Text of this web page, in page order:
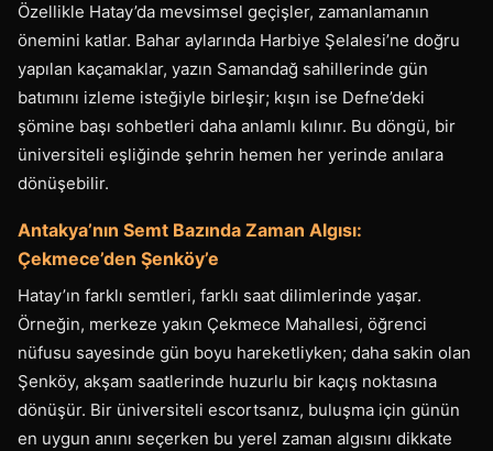
Özellikle Hatay’da mevsimsel geçişler, zamanlamanın
önemini katlar. Bahar aylarında Harbiye Şelalesi’ne doğru
yapılan kaçamaklar, yazın Samandağ sahillerinde gün
batımını izleme isteğiyle birleşir; kışın ise Defne’deki
şömine başı sohbetleri daha anlamlı kılınır. Bu döngü, bir
üniversiteli eşliğinde şehrin hemen her yerinde anılara
dönüşebilir.
Antakya’nın Semt Bazında Zaman Algısı:
Çekmece’den Şenköy’e
Hatay’ın farklı semtleri, farklı saat dilimlerinde yaşar.
Örneğin, merkeze yakın Çekmece Mahallesi, öğrenci
nüfusu sayesinde gün boyu hareketliyken; daha sakin olan
Şenköy, akşam saatlerinde huzurlu bir kaçış noktasına
dönüşür. Bir üniversiteli escortsanız, buluşma için günün
en uygun anını seçerken bu yerel zaman algısını dikkate